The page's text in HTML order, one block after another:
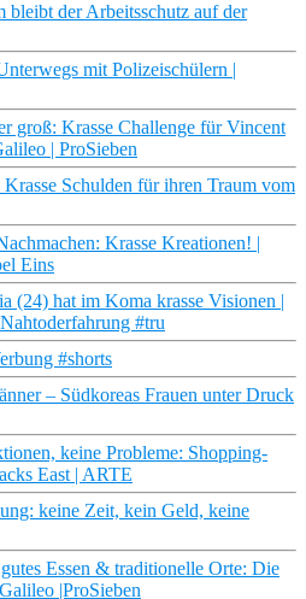
bleibt der Arbeitsschutz auf der
mit Polizeischülern |
groß: Krasse Challenge für Vincent
| ProSieben
Krasse Schulden für ihren Traum vom
Krasse Kreationen! |
Eins
(24) hat im Koma krasse Visionen |
#tru
#shorts
– Südkoreas Frauen unter Druck
keine Probleme: Shopping-
East | ARTE
keine Zeit, kein Geld, keine
Essen & traditionelle Orte: Die
|ProSieben